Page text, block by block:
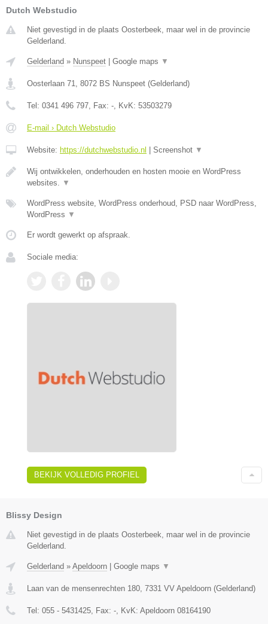
Dutch Webstudio
Niet gevestigd in de plaats Oosterbeek, maar wel in de provincie
Gelderland.
Gelderland » Nunspeet Google maps ▼
Oosterlaan 71 8072 BS Nunspeet (Gelderland)
Tel: 0341 496 797 , Fax: - , KvK: 53503279
E-mail › Dutch Webstudio
Website: https://dutchwebstudio.nl Screenshot ▼
Wij ontwikkelen, onderhouden en hosten mooie en WordPress
websites.
▼
WordPress website, WordPress onderhoud, PSD naar WordPress,
WordPress ▼
Er wordt gewerkt op afspraak.
Sociale media:
BEKIJK VOLLEDIG PROFIEL
Blissy Design
Niet gevestigd in de plaats Oosterbeek, maar wel in de provincie
Gelderland.
Gelderland » Apeldoorn Google maps ▼
Laan van de mensenrechten 180 7331 VV Apeldoorn (Gelderland)
Tel: 055 - 5431425 , Fax: - , KvK: Apeldoorn 08164190